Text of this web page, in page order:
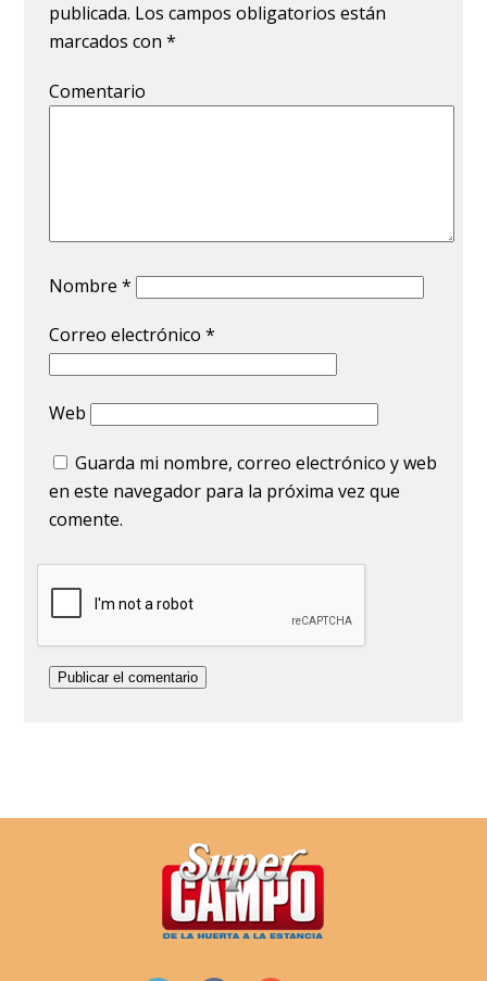
publicada. Los campos obligatorios están
marcados con*
Comentario
Nombre*
Correo electrónico*
Web
Guarda mi nombre, correo electrónico y web
en este navegador para la próxima vez que
comente.